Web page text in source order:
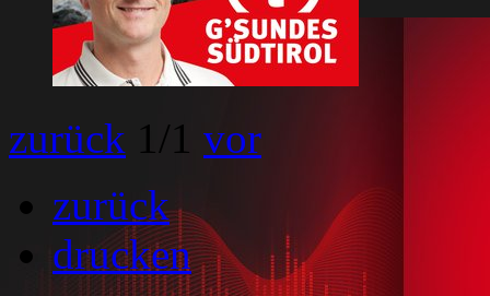
zurück 1 /1 vor
zurück
drucken